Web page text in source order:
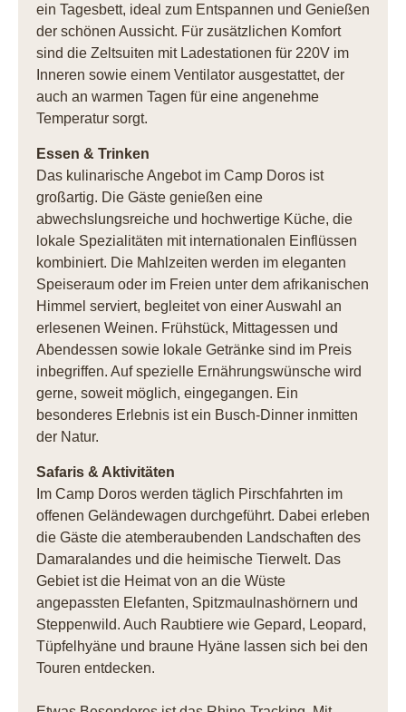
ein Tagesbett, ideal zum Entspannen und Genießen
der schönen Aussicht. Für zusätzlichen Komfort
sind die Zeltsuiten mit Ladestationen für 220V im
Inneren sowie einem Ventilator ausgestattet, der
auch an warmen Tagen für eine angenehme
Temperatur sorgt.
Essen & Trinken
Das kulinarische Angebot im Camp Doros ist
großartig. Die Gäste genießen eine
abwechslungsreiche und hochwertige Küche, die
lokale Spezialitäten mit internationalen Einflüssen
kombiniert. Die Mahlzeiten werden im eleganten
Speiseraum oder im Freien unter dem afrikanischen
Himmel serviert, begleitet von einer Auswahl an
erlesenen Weinen. Frühstück, Mittagessen und
Abendessen sowie lokale Getränke sind im Preis
inbegriffen. Auf spezielle Ernährungswünsche wird
gerne, soweit möglich, eingegangen. Ein
besonderes Erlebnis ist ein Busch-Dinner inmitten
der Natur.
Safaris & Aktivitäten
Im Camp Doros werden täglich Pirschfahrten im
offenen Geländewagen durchgeführt. Dabei erleben
die Gäste die atemberaubenden Landschaften des
Damaralandes und die heimische Tierwelt. Das
Gebiet ist die Heimat von an die Wüste
angepassten Elefanten, Spitzmaulnashörnern und
Steppenwild. Auch Raubtiere wie Gepard, Leopard,
Tüpfelhyäne und braune Hyäne lassen sich bei den
Touren entdecken.